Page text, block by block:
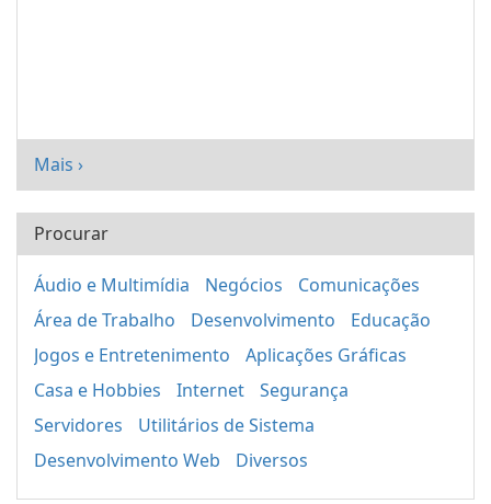
Mais ›
Procurar
Áudio e Multimídia Negócios
Comunicações
Área de Trabalho
Desenvolvimento
Educação
Jogos e Entretenimento
Aplicações Gráficas
Casa e Hobbies
Internet
Segurança
Servidores
Utilitários de Sistema
Desenvolvimento Web
Diversos